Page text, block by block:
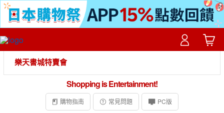
樂天書城特賣會
Shopping is Entertainment!
購物指南 常見問題 PC版